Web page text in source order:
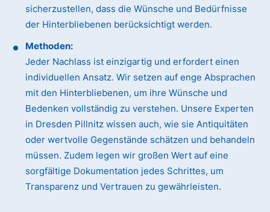
sicherzustellen, dass die Wünsche und Bedürfnisse
der Hinterbliebenen berücksichtigt werden.
Methoden:
Jeder Nachlass ist einzigartig und erfordert einen
individuellen Ansatz. Wir setzen auf enge Absprachen
mit den Hinterbliebenen, um ihre Wünsche und
Bedenken vollständig zu verstehen. Unsere Experten
in Dresden Pillnitz wissen auch, wie sie Antiquitäten
oder wertvolle Gegenstände schätzen und behandeln
müssen. Zudem legen wir großen Wert auf eine
sorgfältige Dokumentation jedes Schrittes, um
Transparenz und Vertrauen zu gewährleisten.